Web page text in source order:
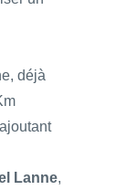
déjà
Lanne,